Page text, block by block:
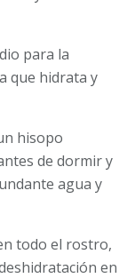
para la
que hidrata y
hisopo
de dormir y
agua y
todo el rostro,
en